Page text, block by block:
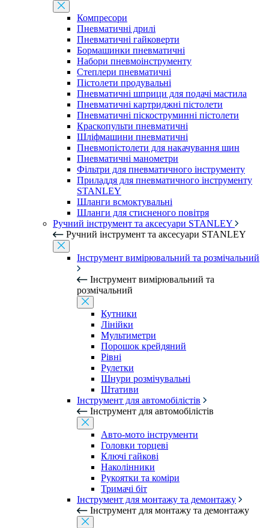
Компресори
Пневматичні дрилі
Пневматичні гайковерти
Бормашинки пневматичні
Набори пневмоінструменту
Степлери пневматичні
Пістолети продувальні
Пневматичні шприци для подачі мастила
Пневматичні картриджні пістолети
Пневматичні піскоструминні пістолети
Краскопульти пневматичні
Шліфмашини пневматичні
Пневмопістолети для накачування шин
Пневматичні манометри
Фільтри для пневматичного інструменту
Приладдя для пневматичного інструменту
STANLEY
Шланги всмоктувальні
Шланги для стисненого повітря
Ручний інструмент та аксесуари STANLEY
Ручний інструмент та аксесуари STANLEY
Інструмент вимірювальний та розмічальний
Інструмент вимірювальний та
розмічальний
Кутники
Лінійки
Мультиметри
Порошок крейдяний
Рівні
Рулетки
Шнури розмічувальні
Штативи
Інструмент для автомобілістів
Інструмент для автомобілістів
Авто-мото інструменти
Головки торцеві
Ключі гайкові
Наколінники
Рукоятки та коміри
Тримачі біт
Інструмент для монтажу та демонтажу
Інструмент для монтажу та демонтажу